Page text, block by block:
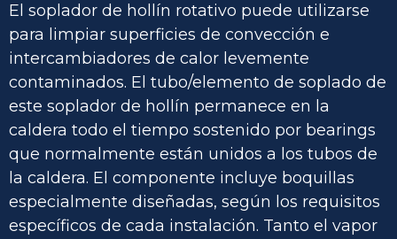
El soplador de hollín rotativo puede utilizarse
para limpiar superficies de convección e
intercambiadores de calor levemente
contaminados. El tubo/elemento de soplado de
este soplador de hollín permanece en la
caldera todo el tiempo sostenido por bearings
que normalmente están unidos a los tubos de
la caldera. El componente incluye boquillas
especialmente diseñadas, según los requisitos
específicos de cada instalación. Tanto el vapor